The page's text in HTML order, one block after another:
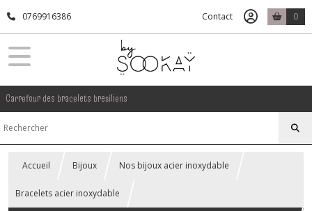
0769916386 Contact 0
Carrefour des bracelets bresiliens
Accueil Bijoux Nos bijoux acier inoxydable
Bracelets acier inoxydable